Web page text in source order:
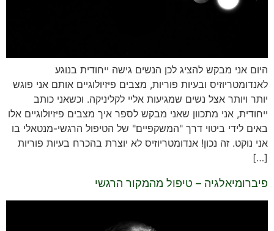
היום אני מבקש להציג לכן הנשים גישה ייחודית בנוגע
לאנדומטריוזיס ובעיות פוריות, מצבים פיזיולוגיים אותם אני פוגש
יותר ויותר אצל נשים שמגיעות אליי לקליניקה. וכשאני כותב
ייחודית, אני מתכוון שאני מבקש לספר איך מצבים פיזיולוגיים אלו
באים לידי ביטוי דרך "המשקפיים" של הטיפול הרגשי-מנטאלי בו
אני נוקט. זה נכון! אנדומטריוזיס לא יוצרת בהכרח בעיות פוריות
[…]
פיברומיאלגיה – טיפול מהמקור הרגשי